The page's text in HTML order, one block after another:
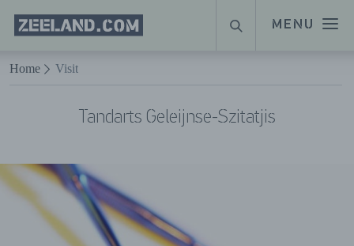
Naar hoofdinhoud
MENU
Homepage
Zeeland.com
SUCHE
Home Visit
Tandarts Geleijnse-Szitatjis